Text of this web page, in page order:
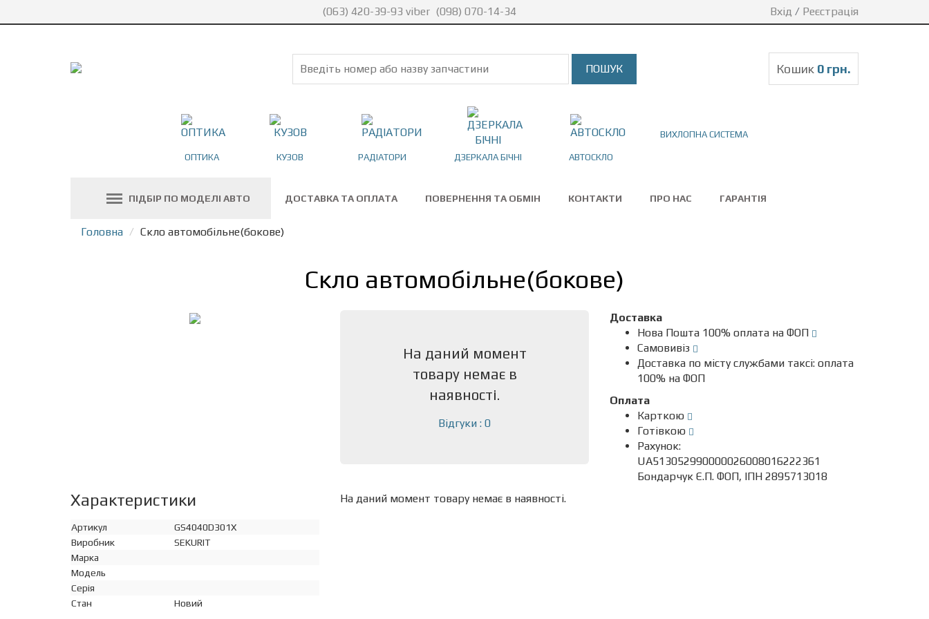
(063) 420-39-93 viber (098) 070-14-34 Вхід / Реєстрація
Кошик 0 грн.
ОПТИКА КУЗОВ РАДІАТОРИ ДЗЕРКАЛА БІЧНІ АВТОСКЛО
ВИХЛОПНА СИСТЕМА
ПІДБІР ПО МОДЕЛІ АВТО ДОСТАВКА ТА ОПЛАТА ПОВЕРНЕННЯ ТА ОБМІН КОНТАКТИ ПРО НАС ГАРАНТІЯ
Головна Скло автомобільне(бокове)
Скло автомобільне(бокове)
На даний момент
товару немає в
наявності.
Відгуки : 0
Доставка
Нова Пошта 100% оплата на ФОП
Самовивіз
Доставка по місту службами таксі: оплата
100% на ФОП
Оплата
Карткою
Готівкою
Рахунок:
UA513052990000026008016222361
Бондарчук Є.П. ФОП, ІПН 2895713018
Характеристики
Артикул
GS4040D301X
Виробник
SEKURIT
Марка
Модель
Серія
Стан
Новий
На даний момент товару немає в наявності.